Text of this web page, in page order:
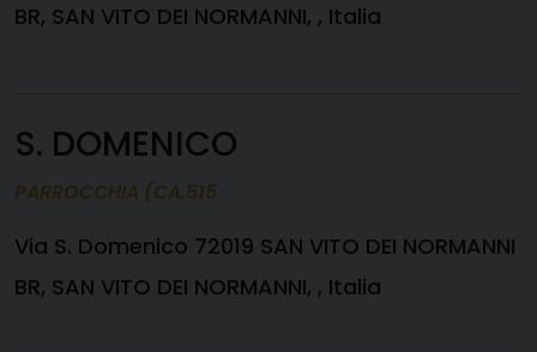
BR, SAN VITO DEI NORMANNI, , Italia
S. DOMENICO
PARROCCHIA (CA.515
Via S. Domenico 72019 SAN VITO DEI NORMANNI
BR, SAN VITO DEI NORMANNI, , Italia